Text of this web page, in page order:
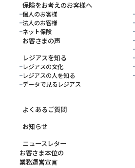
保険をお考えのお客様へ
個人のお客様
法人のお客様
ネット保険
お客さまの声
レジアスを知る
レジアスの文化
レジアスの人を知る
データで見るレジアス
よくあるご質問
お知らせ
ニュースレター
お客さま本位の
業務運営宣言